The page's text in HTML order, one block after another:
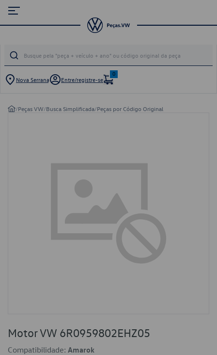
Nova Serrana Entre/registre-se
0
/Peças VW/Busca Simplificada/Peças por Código Original
Motor VW 6R0959802EHZ05
Compatibilidade: Amarok